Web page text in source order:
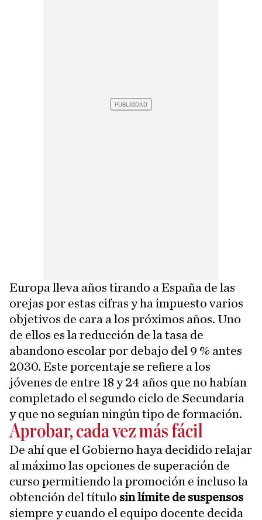
Europa lleva años tirando a España de las
orejas por estas cifras y ha impuesto varios
objetivos de cara a los próximos años. Uno
de ellos es la reducción de la tasa de
abandono escolar por debajo del 9 % antes
2030. Este porcentaje se refiere a los
jóvenes de entre 18 y 24 años que no habían
completado el segundo ciclo de Secundaria
y que no seguían ningún tipo de formación.
Aprobar, cada vez más fácil
De ahí que el Gobierno haya decidido relajar
al máximo las opciones de superación de
curso permitiendo la promoción e incluso la
obtención del título sin límite de suspensos
siempre y cuando el equipo docente decida